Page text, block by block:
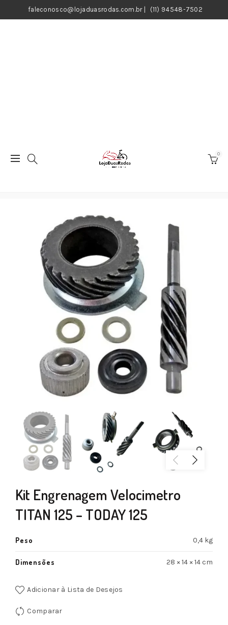
faleconosco@lojaduasrodas.com.br| (11) 94548-7502
0
Kit Engrenagem Velocimetro
TITAN 125 – TODAY 125
Peso 0,4 kg
Dimensões 28 × 14 × 14 cm
Adicionar à Lista de Desejos
Comparar